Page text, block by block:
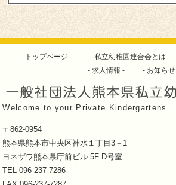
トップページ 私立幼稚園連合会とは
求人情報
お知らせ
Welcome to your Private Kindergartens
〒862-0954
熊本県熊本市中央区神水１丁目3－1
ヨネザワ熊本県庁前ビル 5F D号室
TEL 096-237-7286